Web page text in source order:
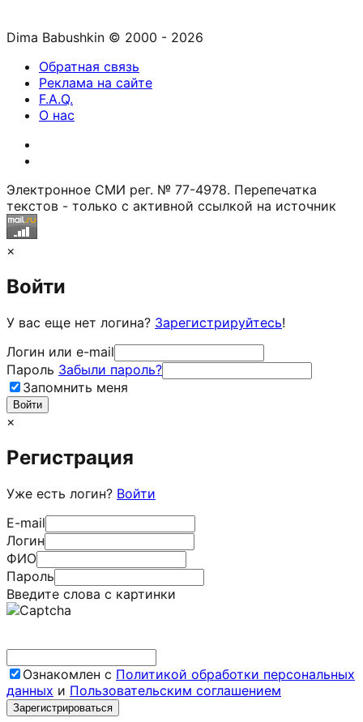
Dima Babushkin © 2000 - 2026
Обратная связь
Реклама на сайте
F.A.Q.
О нас
Электронное СМИ рег. № 77-4978. Перепечатка
текстов - только с активной ссылкой на источник
×
Войти
У вас еще нет логина? Зарегистрируйтесь!
Логин или e-mail
Пароль Забыли пароль?
Запомнить меня
×
Регистрация
Уже есть логин? Войти
E-mail
Логин
ФИО
Пароль
Введите слова с картинки
Ознакомлен с Политикой обработки персональных
данных и Пользовательским соглашением